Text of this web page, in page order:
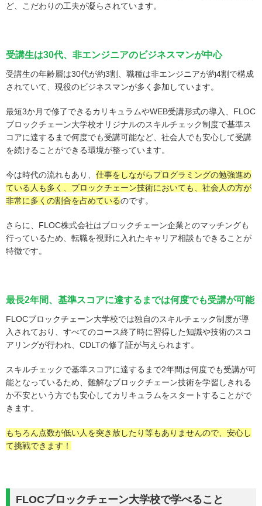
ど、こだわりの工夫が凝らされています。
受講生は30代、非エンジニアのビジネスマンが中心
受講生の年齢層は30代が約3割、職種は非エンジニアが約4割で構成
されていて、現役のビジネスマンが多く参加しています。
最短3か月で修了できるカリキュラムやWEB受講形式の導入、FLOC
ブロックチェーン大学校オリジナルのスキルチェック制度で基準ス
コアに達するまで何度でも受講可能など、社会人でも安心して受講
を続けることができる環境が整っています。
今は時代の流れもあり、 仕事をしながらプログラミングの勉強進め
ている人も多く、ブロックチェーン技術においても、社会人の方が
非常に多くの割合を占めているのです。
さらに、FLOC株式会社はブロックチェーン企業とのマッチングも
行っているため、転職を視野に入れたキャリア相談もできることが
特徴です。
最長2年間、基準スコアに達するまでは何度でも受講が可能
FLOCブロックチェーン大学校では独自のスキルチェック制度が導
入されており、すべてのコース終了時に習得した知識や技術のスコ
アリングが行われ、CDLTの修了証が与えられます。
スキルチェックで基準スコアに達するまで2年間は何度でも受講が可
能となっているため、難解なブロックチェーン技術を学習しきれる
か不安という方でも安心してカリキュラムをスタートすることがで
きます。
もちろん点数が低い人を突き放したり等もありませんので、安心し
て挑戦できます！
FLOCブロックチェーン大学校で学べること